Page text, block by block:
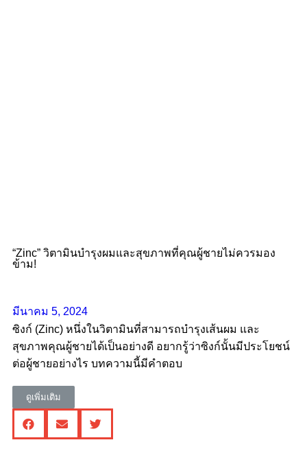
“Zinc” วิตามินบำรุงผมและสุขภาพที่คุณผู้ชายไม่ควรมอง
ข้าม!
มีนาคม 5, 2024
ซิงก์ (Zinc) หนึ่งในวิตามินที่สามารถบำรุงเส้นผม และ
สุขภาพคุณผู้ชายได้เป็นอย่างดี อยากรู้ว่าซิงก์นั้นมีประโยชน์
ต่อผู้ชายอย่างไร บทความนี้มีคำตอบ
ดูเพิ่มเติม